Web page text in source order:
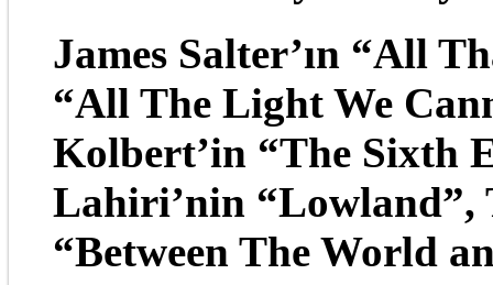
James Salter’ın “All
“All The Light We
Kolbert’in “The Sixth
Lahiri’nin “Lowland”,
“Between The World